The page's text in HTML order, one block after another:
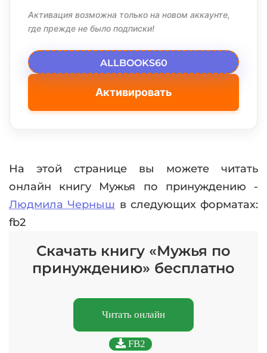
Активация возможна только на новом аккаунте,
где прежде не было подписки!
ALLBOOKS60
Активировать
На этой странице вы можете читать
онлайн книгу Мужья по принуждению -
Людмила Черныш в следующих форматах:
fb2
Скачать книгу «Мужья по
принуждению» бесплатно
Читать онлайн
FB2